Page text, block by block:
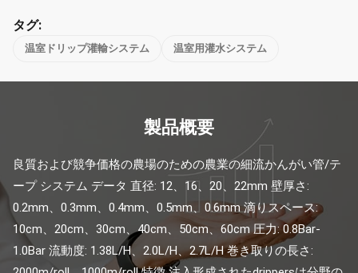
タグ:
温室ドリップ灌輸システム 温室用灌水システム
製品概要
良質および競争価格の農場のための農業の細流かんがい管/テ
ープ システム データ 直径: 12、16、20、22mm 壁厚さ:
0.2mm、0.3mm、0.4mm、0.5mm、0.6mm 滴りスペース:
10cm、20cm、30cm、40cm、50cm、60cm 圧力: 0.8Bar-
1.0Bar 流動度: 1.38L/H、2.0L/H、2.7L/H 巻き取りの長さ: